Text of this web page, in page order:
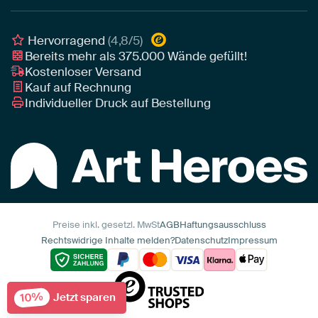
Art Heroes App
Hervorragend(4,8/5)
Bereits mehr als375.000Wände gefüllt!
Kostenloser Versand
Kauf auf Rechnung
Individueller Druck auf Bestellung
Preise inkl. gesetzl. MwStAGBHaftungsausschluss
Rechtswidrige Inhalte melden?DatenschutzImpressum
10% Jetzt sparen